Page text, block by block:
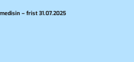
– frist 31.07.2025